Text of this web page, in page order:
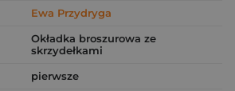
Ewa Przydryga
Okładka broszurowa ze
skrzydełkami
pierwsze